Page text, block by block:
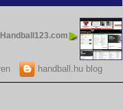
Handball123.com
handball.hu blog